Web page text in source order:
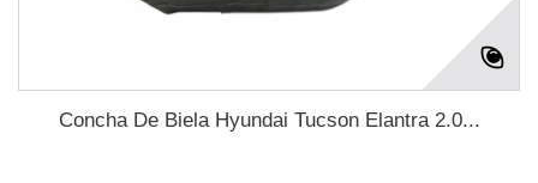
Concha De Biela Hyundai Tucson Elantra 2.0...